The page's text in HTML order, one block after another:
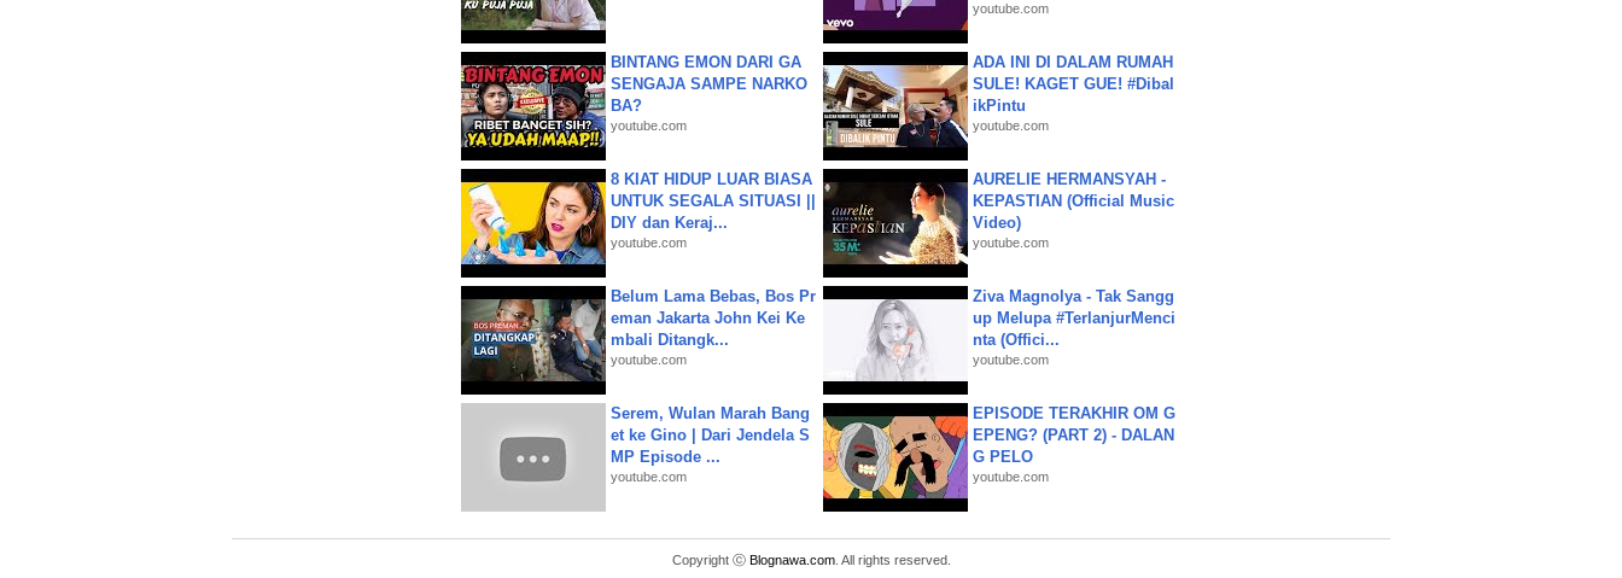
youtube.com
BINTANG EMON DARI GA
SENGAJA SAMPE NARKO
BA?
youtube.com
ADA INI DI DALAM RUMAH
SULE! KAGET GUE! #Dibal
ikPintu
youtube.com
8 KIAT HIDUP LUAR BIASA
UNTUK SEGALA SITUASI ||
DIY dan Keraj...
youtube.com
AURELIE HERMANSYAH -
KEPASTIAN (Official Music
Video)
youtube.com
Belum Lama Bebas, Bos Pr
eman Jakarta John Kei Ke
mbali Ditangk...
youtube.com
Ziva Magnolya - Tak Sangg
up Melupa #TerlanjurMenci
nta (Offici...
youtube.com
Serem, Wulan Marah Bang
et ke Gino | Dari Jendela S
MP Episode ...
youtube.com
EPISODE TERAKHIR OM G
EPENG? (PART 2) - DALAN
G PELO
youtube.com
Copyright ⓒ Blognawa.com. All rights reserved.